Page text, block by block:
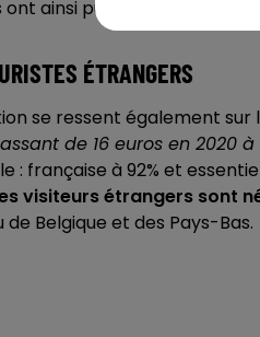
ainsi pu profiter d’une
ÉTRANGERS
se ressent également sur
de 16 euros en 2020 à
: française à 92% et
visiteurs étrangers sont
Belgique et des Pays-Bas.